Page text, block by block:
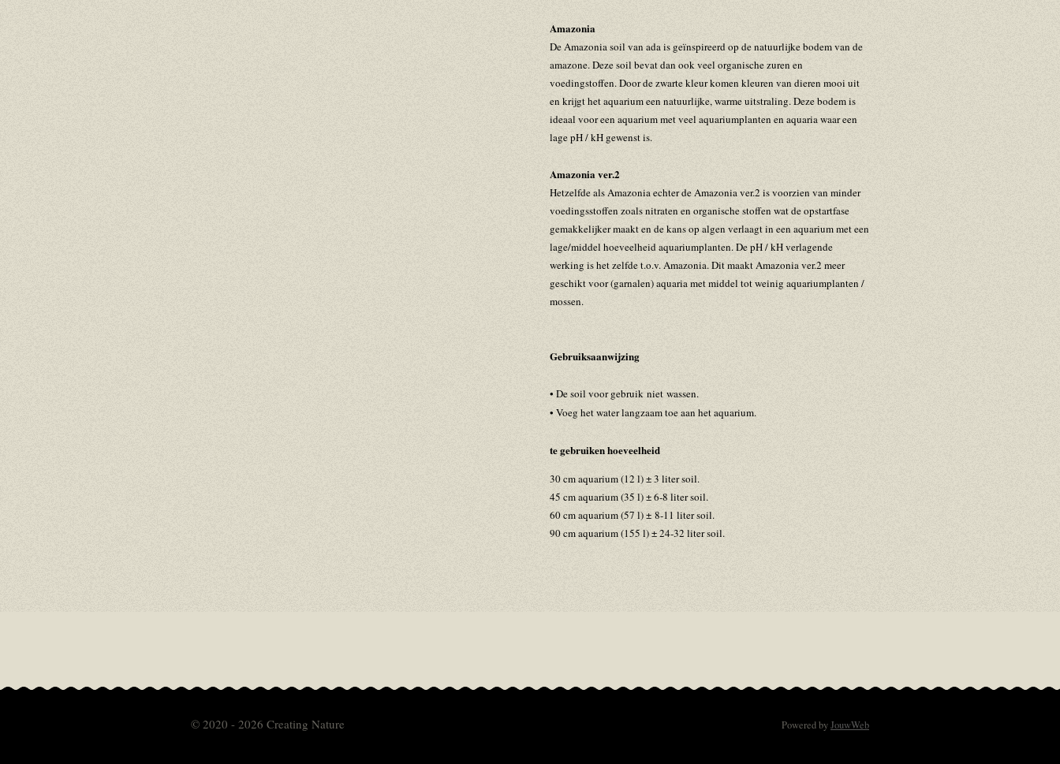
Amazonia
De Amazonia soil van ada is geïnspireerd op de natuurlijke bodem van de
amazone. Deze soil bevat dan ook veel organische zuren en
voedingstoffen. Door de zwarte kleur komen kleuren van dieren mooi uit
en krijgt het aquarium een natuurlijke, warme uitstraling. Deze bodem is
ideaal voor een aquarium met veel aquariumplanten en aquaria waar een
lage pH / kH gewenst is.
Amazonia ver.2
Hetzelfde als Amazonia echter de Amazonia ver.2 is voorzien van minder
voedingsstoffen zoals nitraten en organische stoffen wat de opstartfase
gemakkelijker maakt en de kans op algen verlaagt in een aquarium met een
lage/middel hoeveelheid aquariumplanten. De pH / kH verlagende
werking is het zelfde t.o.v. Amazonia. Dit maakt Amazonia ver.2 meer
geschikt voor (garnalen) aquaria met middel tot weinig aquariumplanten /
mossen.
Gebruiksaanwijzing
• De soil voor gebruik niet wassen.
• Voeg het water langzaam toe aan het aquarium.
te gebruiken hoeveelheid
30 cm aquarium (12 l) ± 3 liter soil.
45 cm aquarium (35 l) ± 6-8 liter soil.
60 cm aquarium (57 l) ± 8-11 liter soil.
90 cm aquarium (155 l) ± 24-32 liter soil.
© 2020 - 2026 Creating Nature Powered byJouwWeb